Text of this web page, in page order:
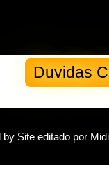
Duvidas
by Site editado por